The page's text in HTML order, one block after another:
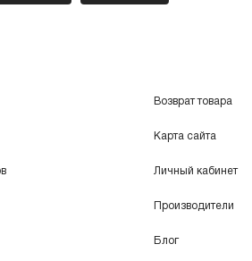
Возврат товара
Карта сайта
Личный кабинет
Производители
Блог